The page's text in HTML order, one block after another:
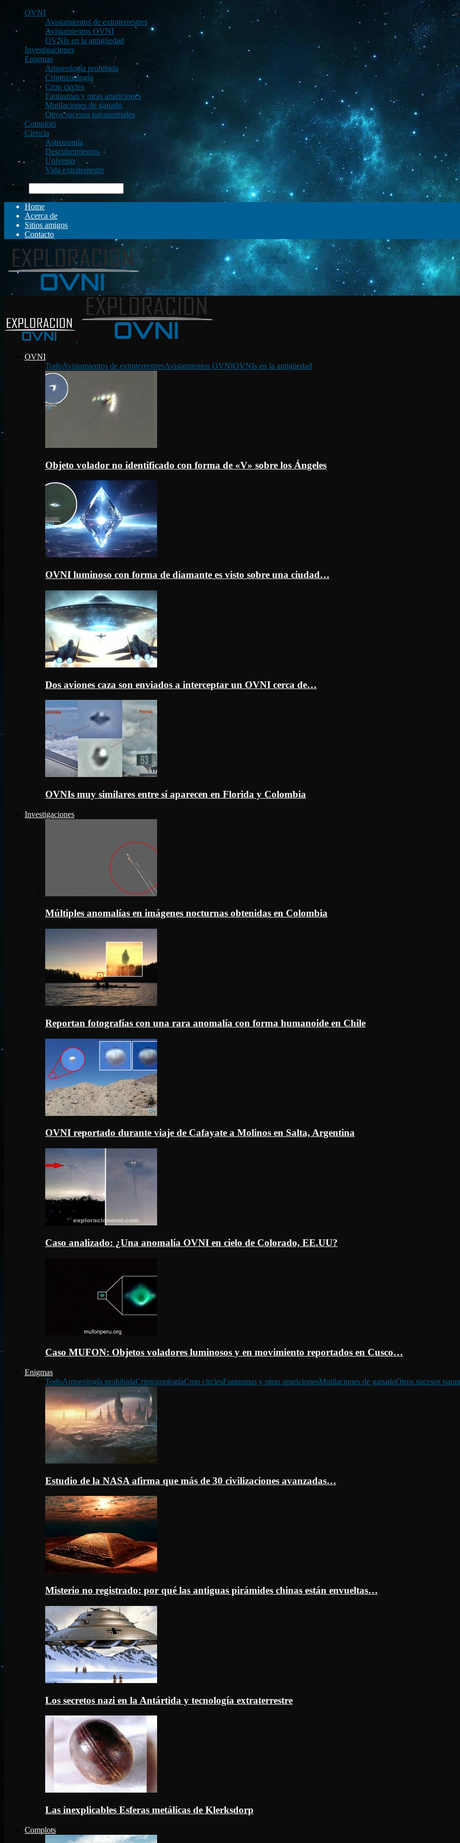
OVNI
Avistamientos de extraterrestres
Avistamientos OVNI
OVNIs en la antigüedad
Investigaciones
Enigmas
Arqueología prohibida
Criptozoología
Crop circles
Fantasmas y otras apariciones
Mutilaciones de ganado
Otros sucesos paranormales
Complots
Ciencia
Astronomía
Descubrimientos
Universo
Vida extraterrestre
Buscar
Home
Acerca de
Sitios amigos
Contacto
Exploración OVNI
OVNI
TodoAvistamientos de extraterrestresAvistamientos OVNIOVNIs en la antigüedad
Objeto volador no identificado con forma de «V» sobre los Ángeles
OVNI luminoso con forma de diamante es visto sobre una ciudad…
Dos aviones caza son enviados a interceptar un OVNI cerca de…
OVNIs muy similares entre sí aparecen en Florida y Colombia
Investigaciones
Múltiples anomalías en imágenes nocturnas obtenidas en Colombia
Reportan fotografías con una rara anomalía con forma humanoide en Chile
OVNI reportado durante viaje de Cafayate a Molinos en Salta, Argentina
Caso analizado: ¿Una anomalía OVNI en cielo de Colorado, EE.UU?
Caso MUFON: Objetos voladores luminosos y en movimiento reportados en Cusco…
Enigmas
TodoArqueología prohibidaCriptozoologíaCrop circlesFantasmas y otras aparicionesMutilaciones de ganadoOtros sucesos
Estudio de la NASA afirma que más de 30 civilizaciones avanzadas…
Misterio no registrado: por qué las antiguas pirámides chinas están envueltas…
Los secretos nazi en la Antártida y tecnología extraterrestre
Las inexplicables Esferas metálicas de Klerksdorp
Complots